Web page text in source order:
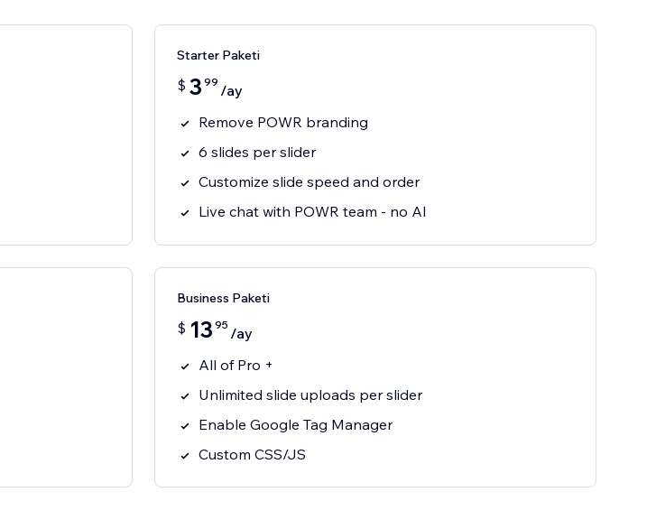
Starter Paketi
$ 3 99 /ay
Remove POWR branding
6 slides per slider
Customize slide speed and order
Live chat with POWR team - no AI
Business Paketi
$ 13 95 /ay
All of Pro +
Unlimited slide uploads per slider
Enable Google Tag Manager
Custom CSS/JS